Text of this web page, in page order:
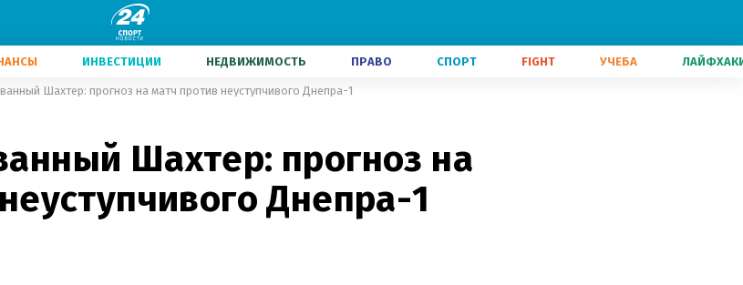
ИНВЕСТИЦИИ НЕДВИЖИМОСТЬ ПРАВО СПОРТ FIGHT УЧЕБА
Шахтер: прогноз на матч против неуступчивого Днепра-1
Шахтер: прогноз на
Днепра-1